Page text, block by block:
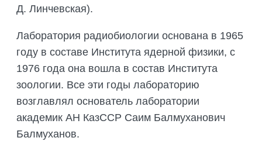
Д. Линчевская).
Лаборатория радиобиологии основана в 1965
году в составе Института ядерной физики, с
1976 года она вошла в состав Института
зоологии. Все эти годы лабораторию
возглавлял основатель лаборатории
академик АН КазССР Саим Балмуханович
Балмуханов.